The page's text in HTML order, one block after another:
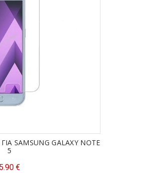
SAMSUNG GALAXY NOTE
5
5.90€